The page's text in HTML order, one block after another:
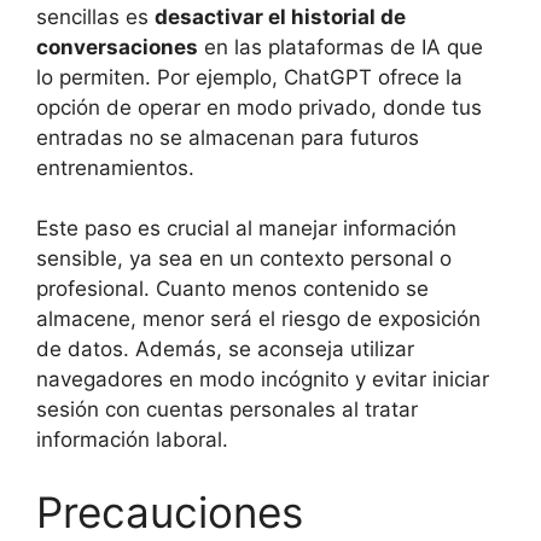
sencillas es desactivar el historial de
conversaciones en las plataformas de IA que
lo permiten. Por ejemplo, ChatGPT ofrece la
opción de operar en modo privado, donde tus
entradas no se almacenan para futuros
entrenamientos.
Este paso es crucial al manejar información
sensible, ya sea en un contexto personal o
profesional. Cuanto menos contenido se
almacene, menor será el riesgo de exposición
de datos. Además, se aconseja utilizar
navegadores en modo incógnito y evitar iniciar
sesión con cuentas personales al tratar
información laboral.
Precauciones